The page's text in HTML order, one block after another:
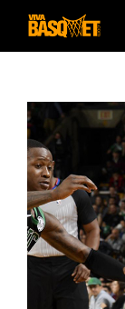
Saltar